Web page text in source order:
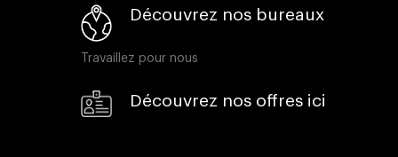
Découvrez nos bureaux
Travaillez pour nous
Découvrez nos offres ici